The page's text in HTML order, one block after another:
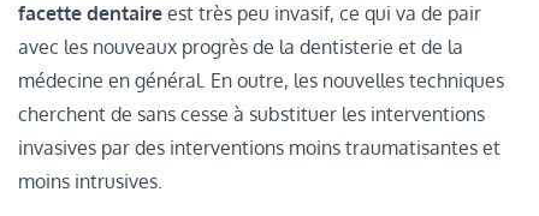
facette dentaire est très peu invasif, ce qui va de pair
avec les nouveaux progrès de la dentisterie et de la
médecine en général. En outre, les nouvelles techniques
cherchent de sans cesse à substituer les interventions
invasives par des interventions moins traumatisantes et
moins intrusives.